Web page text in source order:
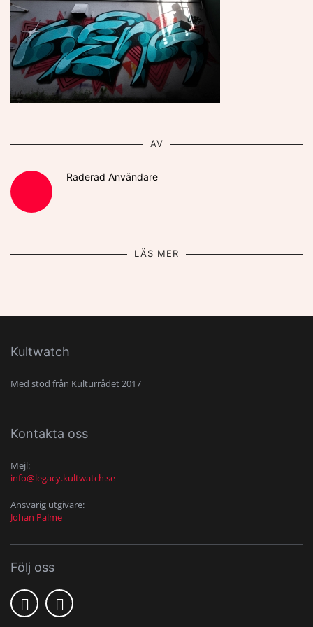
AV
Raderad Användare
LÄS MER
Kultwatch
Med stöd från Kulturrådet 2017
Kontakta oss
Mejl:
info@legacy.kultwatch.se
Ansvarig utgivare:
Johan Palme
Följ oss